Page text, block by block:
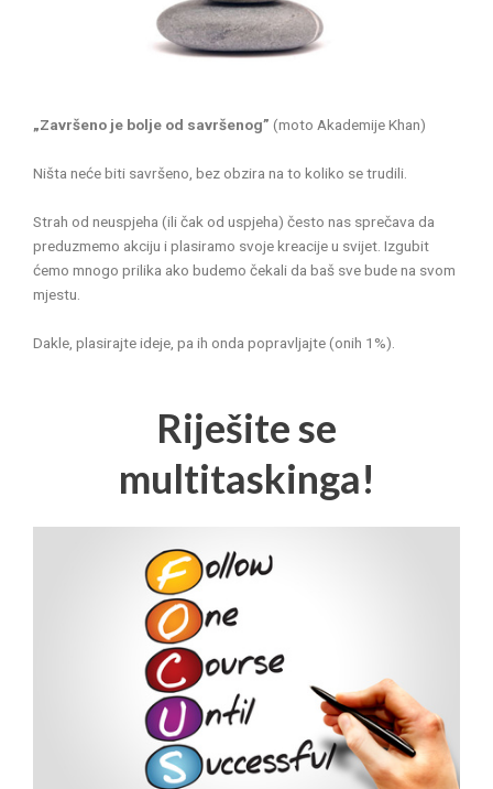
„Završeno je bolje od savršenog” (moto Akademije Khan)
Ništa neće biti savršeno, bez obzira na to koliko se trudili.
Strah od neuspjeha (ili čak od uspjeha) često nas sprečava da
preduzmemo akciju i plasiramo svoje kreacije u svijet. Izgubit
ćemo mnogo prilika ako budemo čekali da baš sve bude na svom
mjestu.
Dakle, plasirajte ideje, pa ih onda popravljajte (onih 1%).
Riješite se
multitaskinga!